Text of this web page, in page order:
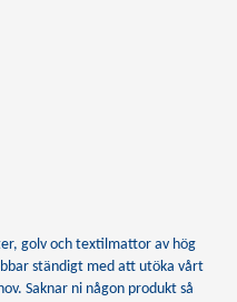
golv och textilmattor av hög
ständigt med att utöka vårt
Saknar ni någon produkt så